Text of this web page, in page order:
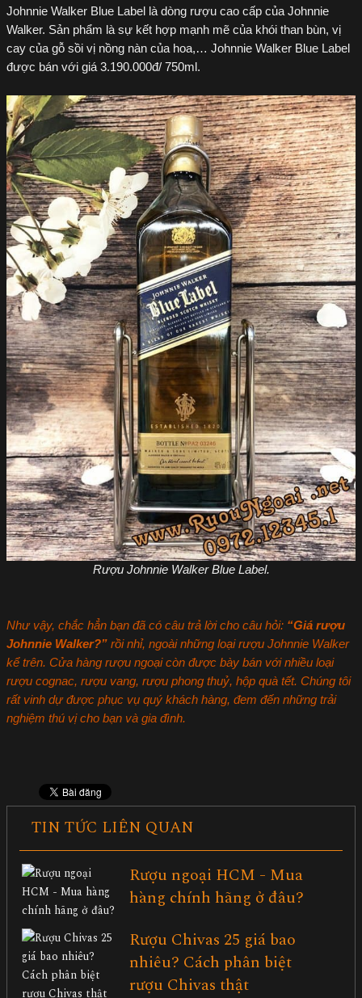
Johnnie Walker Blue Label là dòng rượu cao cấp của Johnnie
Walker. Sản phẩm là sự kết hợp mạnh mẽ của khói than bùn, vị
cay của gỗ sồi vị nồng nàn của hoa,… Johnnie Walker Blue Label
được bán với giá 3.190.000đ/ 750ml.
Rượu Johnnie Walker Blue Label.
Như vậy, chắc hẳn bạn đã có câu trả lời cho câu hỏi: “Giá rượu
Johnnie Walker?” rồi nhỉ, ngoài những loại rượu Johnnie Walker
kể trên. Cửa hàng rượu ngoại còn được bày bán với nhiều loại
rượu cognac, rượu vang, rượu phong thuỷ, hộp quà tết. Chúng tôi
rất vinh dự được phục vụ quý khách hàng, đem đến những trải
nghiệm thú vị cho bạn và gia đình.
TIN TỨC LIÊN QUAN
Rượu ngoại HCM - Mua
hàng chính hãng ở đâu?
Rượu Chivas 25 giá bao
nhiêu? Cách phân biệt
rượu Chivas thật